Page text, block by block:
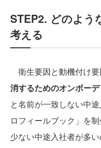
STEP2. どのよう
考える
衛生要因と動機付け要
消するためのオンボー
と名前が一致しない中
ロフィールブック」を
少ない中途入社者が多